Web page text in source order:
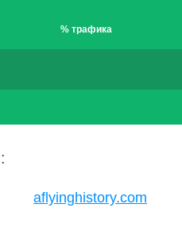
% трафика
aflyinghistory.com